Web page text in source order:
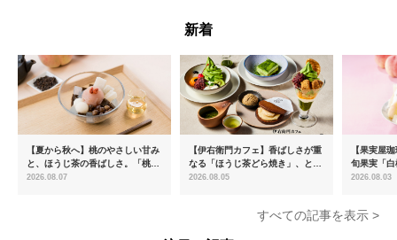
新着
【夏から秋へ】桃のやさしい甘み
と、ほうじ茶の香ばしさ。「桃と
ほうじ茶のあんみつ」を8月中旬
2026.08.07
【伊右衛門カフェ】香ばしさが重
なる「ほうじ茶どら焼き」、とろ
ける「宇治抹茶ティラミス」が新
2026.08.05
【果実屋
旬果実「
限定販売
2026.08.03
すべての記事を表示 >